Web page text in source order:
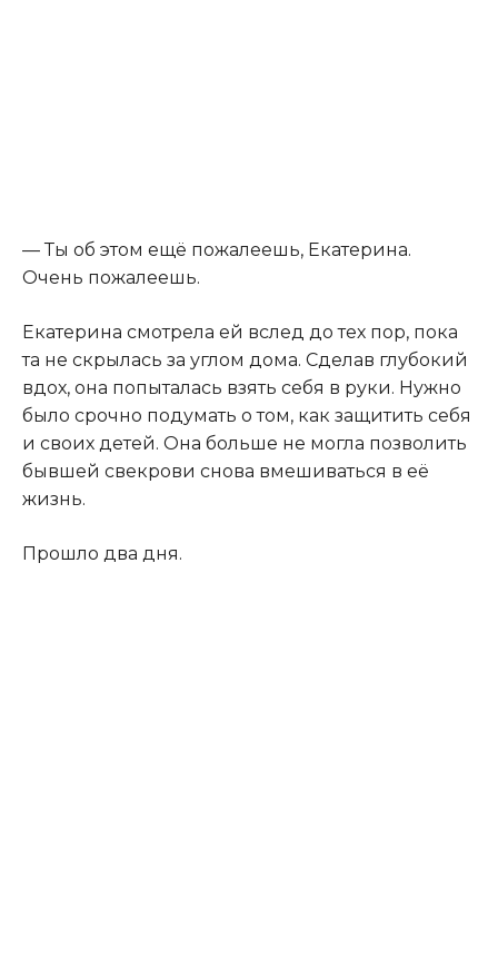
— Ты об этом ещё пожалеешь, Екатерина.
Очень пожалеешь.
Екатерина смотрела ей вслед до тех пор, пока
та не скрылась за углом дома. Сделав глубокий
вдох, она попыталась взять себя в руки. Нужно
было срочно подумать о том, как защитить себя
и своих детей. Она больше не могла позволить
бывшей свекрови снова вмешиваться в её
жизнь.
Прошло два дня.